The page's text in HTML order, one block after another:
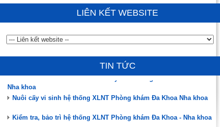
LIÊN KẾT WEBSITE
TIN TỨC
Đào tạo, hướng dẫn vận hành, chuyển giao công nghệ
ĐÃ CÓ HÀNG MÀNG MBR MEMSTAR (SINGAPORE)
Phân tích mẫu nước thải sau xử lý cho Phòng khám Đa Khoa -
Nha khoa
Nuôi cấy vi sinh hệ thống XLNT Phòng khám Đa Khoa Nha khoa
Kiểm tra, bảo trì hệ thống XLNT Phòng khám Đa Khoa - Nha khoa